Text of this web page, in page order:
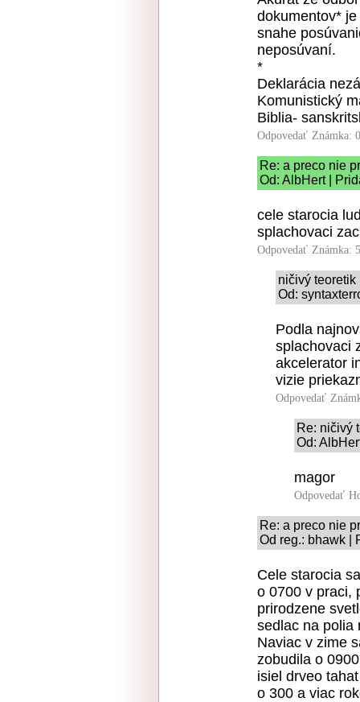
dokumentov*
snahe
neposúvaní.
*
Deklarácia
Komunistický
Biblia-
Odpovedať Známka:
Re: a preco nie
Od: AlbHert |
cele starocia
splachovaci
Odpovedať Známka:
ničivý teoretik
Od:
Podla
splachovaci
akcelerator
vizie
Odpovedať
Re: ničivý
Od:
magor
Odpovedať
Re: a preco nie
Od reg.: bhawk |
Cele starocia
o 0700 v praci,
prirodzene
sedlac na polia
Naviac v zime
zobudila o
isiel drveo
o 300 a viac